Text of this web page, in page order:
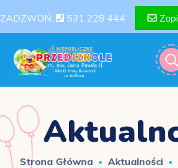
ZADZWOŃ: 531 228 444
Strona Główna Aktualności